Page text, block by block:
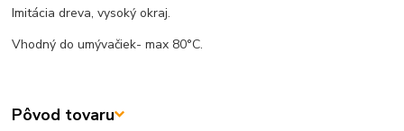
Imitácia dreva, vysoký okraj.
Vhodný do umývačiek- max 80°C.
Pôvod tovaru